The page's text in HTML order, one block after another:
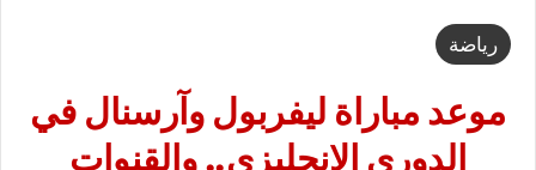
رياضة
موعد مباراة ليفربول وآرسنال في
الدوري الإنجليزي.. والقنوات